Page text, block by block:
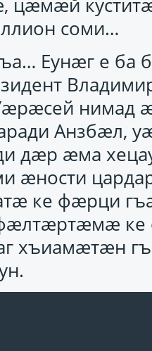
соми…
Еунӕг е ба
Анзбӕл,
дӕр ӕма
ӕности
ке фӕрци
хъиамӕтӕн